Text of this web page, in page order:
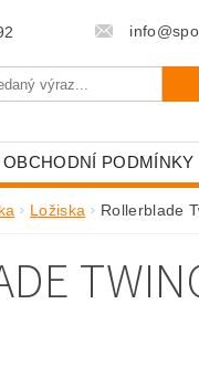
OBCHODNÍ PODMÍNKY
Ložiska Rollerblade